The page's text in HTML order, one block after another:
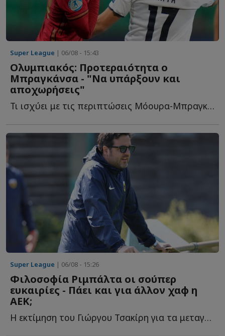
Super League | 06/08 - 15:43
Ολυμπιακός: Προτεραιότητα ο
Μπραγκάνσα - "Να υπάρξουν και
αποχωρήσεις"
Τι ισχύει με τις περιπτώσεις Μόουρα-Μπραγκάνσα, αποχωρήσεις κ...
Super League | 06/08 - 15:26
Φιλοσοφία Ριμπάλτα οι σούπερ
ευκαιρίες - Πάει και για άλλον χαφ η
ΑΕΚ;
Η εκτίμηση του Γιώργου Τσακίρη για τα μεταγραφικά της Έ...